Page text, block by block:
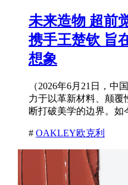
未来造物 超前
携手王楚钦 旨
想象
（2026年6月21日，
力于以革新材料、颠覆
断打破美学的边界。如
# OAKLEY欧克利